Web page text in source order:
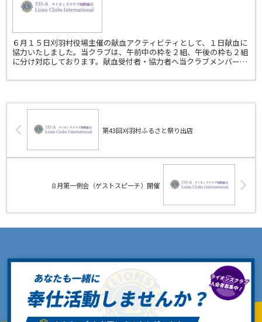
６月１５日刈羽村役場主催の献血アクティビティとして、１日献血に
協力いたしました。当クラブは、午前中の枠を２組、午後の枠も２組
に分け対応しております。献血受付者・協力者へ当クラブメンバーの
第43回刈羽村ふるさと祭り出店
８月第一例会（ゲストスピーチ）開催